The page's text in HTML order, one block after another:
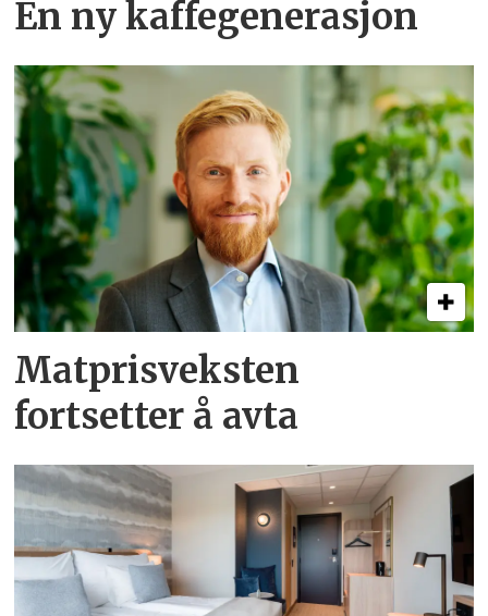
En ny kaffegenerasjon
Matprisveksten
fortsetter å avta